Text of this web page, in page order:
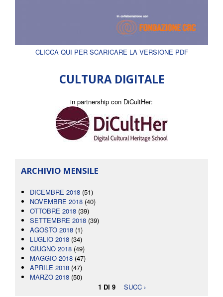
CLICCA QUI PER SCARICARE LA VERSIONE PDF
CULTURA DIGITALE
in partnership con DiCultHer:
ARCHIVIO MENSILE
DICEMBRE 2018 (51)
NOVEMBRE 2018 (40)
OTTOBRE 2018 (39)
SETTEMBRE 2018 (39)
AGOSTO 2018 (1)
LUGLIO 2018 (34)
GIUGNO 2018 (49)
MAGGIO 2018 (47)
APRILE 2018 (47)
MARZO 2018 (50)
1 DI 9
SUCC ›